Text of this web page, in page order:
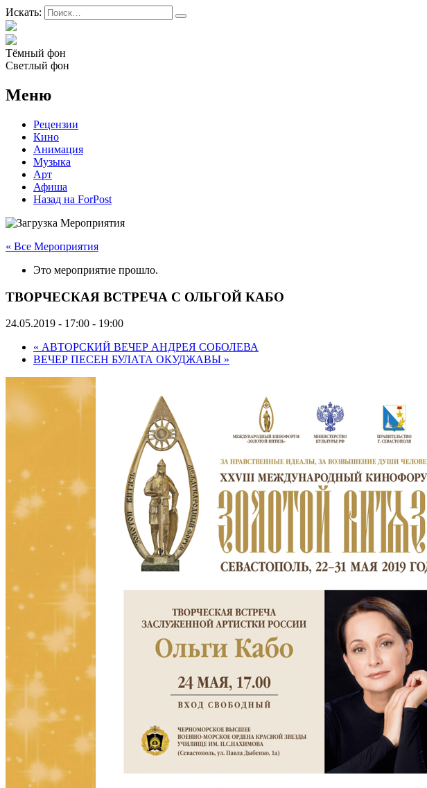
Искать:
Тёмный фон
Светлый фон
Меню
Рецензии
Кино
Анимация
Музыка
Арт
Афиша
Назад на ForPost
« Все Мероприятия
Это мероприятие прошло.
ТВОРЧЕСКАЯ ВСТРЕЧА С ОЛЬГОЙ КАБО
24.05.2019 - 17:00 - 19:00
« АВТОРСКИЙ ВЕЧЕР АНДРЕЯ СОБОЛЕВА
ВЕЧЕР ПЕСЕН БУЛАТА ОКУДЖАВЫ »